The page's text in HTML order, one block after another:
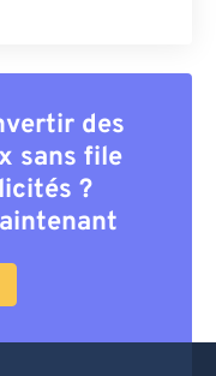
des
sans file
?